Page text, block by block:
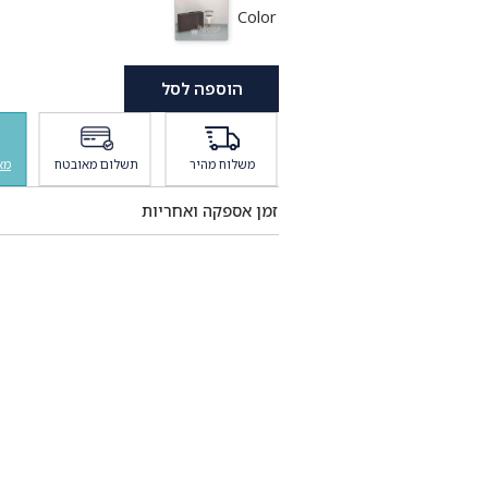
Color
הוספה לסל
משלוח מהיר תשלום מאובטח
זמן אספקה ואחריות